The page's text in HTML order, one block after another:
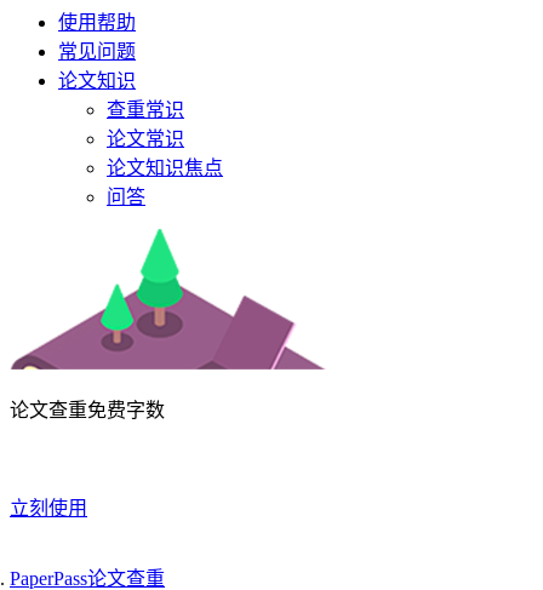
使用帮助
常见问题
论文知识
查重常识
论文常识
论文知识焦点
问答
论文查重免费字数
立刻使用
PaperPass论文查重